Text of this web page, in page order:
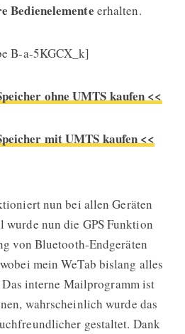
Bedienelemente erhalten.
B-a-5KGCX_k]
ohne UMTS kaufen <<
mit UMTS kaufen <<
nun bei allen Geräten
wurde nun die GPS Funktion
von Bluetooth-Endgeräten
mein WeTab bislang alles
interne Mailprogramm ist
wahrscheinlich wurde das
gestaltet. Dank